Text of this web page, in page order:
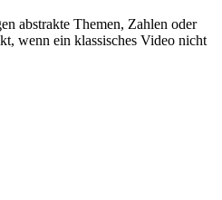
abstrakte Themen, Zahlen oder
wenn ein klassisches Video nicht